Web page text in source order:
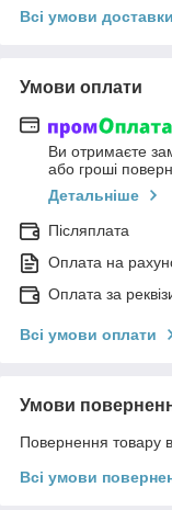
Всі умови доставки
Умови оплати
Ви отримаєте
або гроші
Детальніше
Післяплата
Оплата на
Оплата за
Всі умови оплати
Умови
Повернення товару
Всі умови